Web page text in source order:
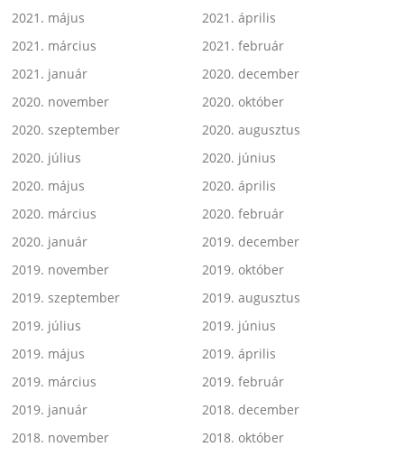
2021. május
2021. április
2021. március
2021. február
2021. január
2020. december
2020. november
2020. október
2020. szeptember
2020. augusztus
2020. július
2020. június
2020. május
2020. április
2020. március
2020. február
2020. január
2019. december
2019. november
2019. október
2019. szeptember
2019. augusztus
2019. július
2019. június
2019. május
2019. április
2019. március
2019. február
2019. január
2018. december
2018. november
2018. október